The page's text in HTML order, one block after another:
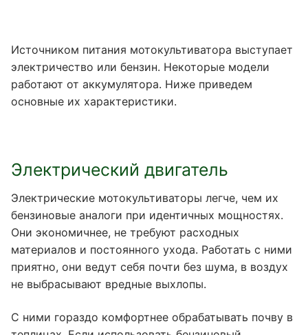
Источником питания мотокультиватора выступает
электричество или бензин. Некоторые модели
работают от аккумулятора. Ниже приведем
основные их характеристики.
Электрический двигатель
Электрические мотокультиваторы легче, чем их
бензиновые аналоги при идентичных мощностях.
Они экономичнее, не требуют расходных
материалов и постоянного ухода. Работать с ними
приятно, они ведут себя почти без шума, в воздух
не выбрасывают вредные выхлопы.
С ними гораздо комфортнее обрабатывать почву в